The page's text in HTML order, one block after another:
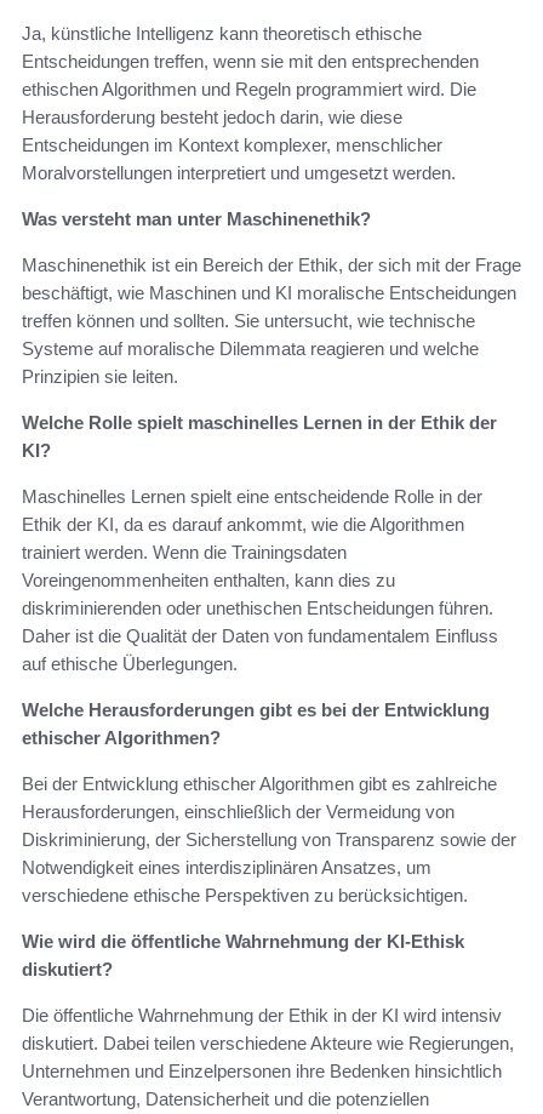
Ja, künstliche Intelligenz kann theoretisch ethische
Entscheidungen treffen, wenn sie mit den entsprechenden
ethischen Algorithmen und Regeln programmiert wird. Die
Herausforderung besteht jedoch darin, wie diese
Entscheidungen im Kontext komplexer, menschlicher
Moralvorstellungen interpretiert und umgesetzt werden.
Was versteht man unter Maschinenethik?
Maschinenethik ist ein Bereich der Ethik, der sich mit der Frage
beschäftigt, wie Maschinen und KI moralische Entscheidungen
treffen können und sollten. Sie untersucht, wie technische
Systeme auf moralische Dilemmata reagieren und welche
Prinzipien sie leiten.
Welche Rolle spielt maschinelles Lernen in der Ethik der
KI?
Maschinelles Lernen spielt eine entscheidende Rolle in der
Ethik der KI, da es darauf ankommt, wie die Algorithmen
trainiert werden. Wenn die Trainingsdaten
Voreingenommenheiten enthalten, kann dies zu
diskriminierenden oder unethischen Entscheidungen führen.
Daher ist die Qualität der Daten von fundamentalem Einfluss
auf ethische Überlegungen.
Welche Herausforderungen gibt es bei der Entwicklung
ethischer Algorithmen?
Bei der Entwicklung ethischer Algorithmen gibt es zahlreiche
Herausforderungen, einschließlich der Vermeidung von
Diskriminierung, der Sicherstellung von Transparenz sowie der
Notwendigkeit eines interdisziplinären Ansatzes, um
verschiedene ethische Perspektiven zu berücksichtigen.
Wie wird die öffentliche Wahrnehmung der KI-Ethisk
diskutiert?
Die öffentliche Wahrnehmung der Ethik in der KI wird intensiv
diskutiert. Dabei teilen verschiedene Akteure wie Regierungen,
Unternehmen und Einzelpersonen ihre Bedenken hinsichtlich
Verantwortung, Datensicherheit und die potenziellen